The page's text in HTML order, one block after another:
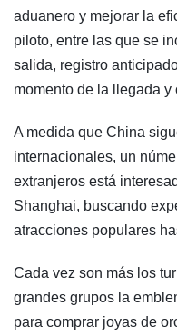
aduanero y mejorar la
piloto, entre las que se
salida, registro
momento de la llegada y
A medida que China
internacionales, un
extranjeros está
Shanghai, buscando
atracciones populares
Cada vez son más los
grandes grupos la
para comprar joyas de